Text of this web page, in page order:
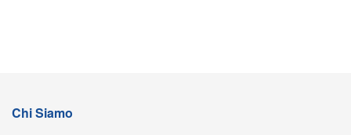
Chi Siamo